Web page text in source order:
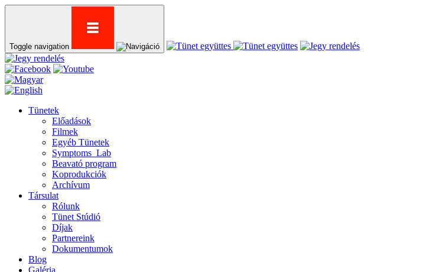
Toggle navigation
Tünetek
Előadások
Filmek
Egyéb Tünetek
Symptoms_Lab
Beavató program
Koprodukciók
Archívum
Társulat
Rólunk
Tünet Stúdió
Díjak
Partnereink
Dokumentumok
Blog
Galéria